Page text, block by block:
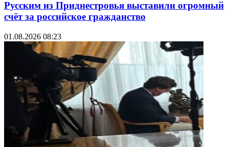
Русским из Приднестровья выставили огромный
счёт за российское гражданство
01.08.2026 08:23